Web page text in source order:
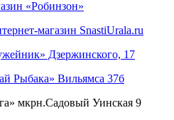
«Робинзон»
магазин SnastiUrala.ru
Дзержинского, 17
Рыбака» Вильямса 37б
мкрн.Садовый Уинская 9